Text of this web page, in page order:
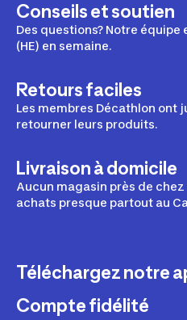
Conseils et soutien
Des questions? Notre équipe
(HE) en semaine.
Retours faciles
Les membres Décathlon ont
retourner leurs produits.
Livraison à domicile
Aucun magasin près de chez
achats presque partout au
Téléchargez notre
Compte fidélité